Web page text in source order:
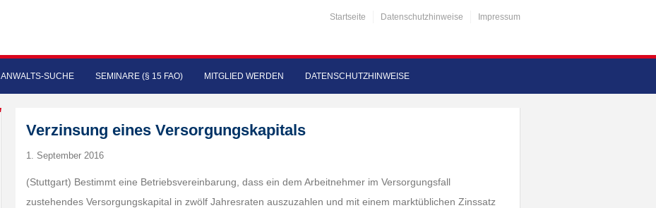
Startseite Datenschutzhinweise Impressum
ANWALTS-SUCHE SEMINARE (§ 15 FAO) MITGLIED WERDEN DATENSCHUTZHINWEISE
Verzinsung eines Versorgungskapitals
1. September 2016
(Stuttgart) Bestimmt eine Betriebsvereinbarung, dass ein dem Arbeitnehmer im Versorgungsfall
zustehendes Versorgungskapital in zwölf Jahresraten auszuzahlen und mit einem marktüblichen Zinssatz